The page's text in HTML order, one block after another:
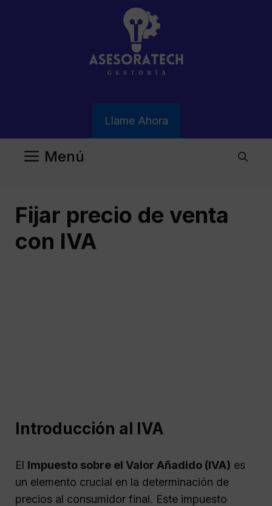
Llame Ahora
Menú
Fijar precio de venta
con IVA
Introducción al IVA
El Impuesto sobre el Valor Añadido (IVA) es
un elemento crucial en la determinación de
precios al consumidor final. Este impuesto